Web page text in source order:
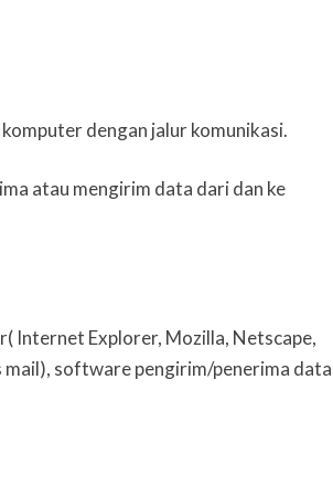
dengan jalur komunikasi.
atau mengirim data dari dan ke
Internet Explorer, Mozilla, Netscape,
software pengirim/penerima data